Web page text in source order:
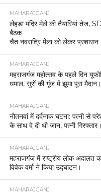
MAHARAJGANJ
लेहड़ा मंदिर मेले की तैयारियां तेज,
बैठक
चैत नवरात्रि मेला को लेकर प्रशासन
MAHARAJGANJ
महराजगंज महोत्सव के पहले दिन
धमाल, सुरों की गूंज में झूमा पूरा मैदान।
MAHARAJGANJ
नौतनवां में दर्दनाक घटना: पत्नी से
के साथ दे दी थी जान, पत्नी गिरफ्तार।
MAHARAJGANJ
महराजगंज में राष्ट्रीय लोक अदालत
विवेक वर्मा ने किया उद्घाटन।
MAHARAJGANJ